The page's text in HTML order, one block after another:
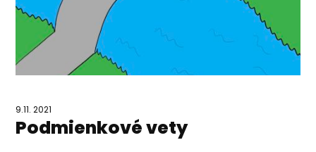
9.11. 2021
Podmienkové vety